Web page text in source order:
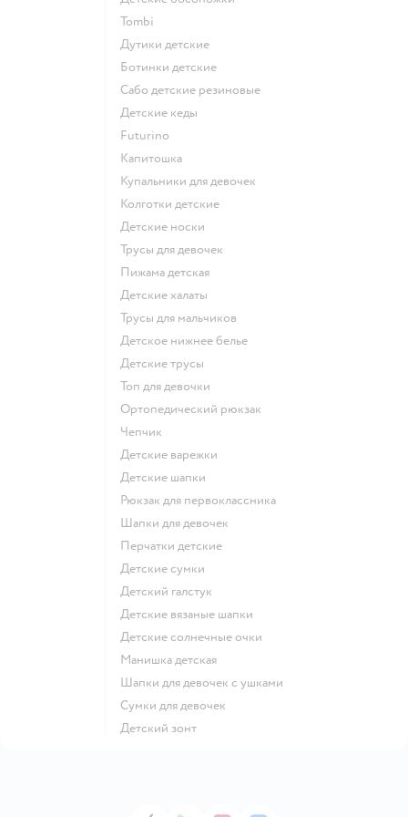
Tombi
Дутики детские
Ботинки детские
Сабо детские резиновые
Детские кеды
Futurino
Капитошка
Купальники для девочек
Колготки детские
Детские носки
Трусы для девочек
Пижама детская
Детские халаты
Трусы для мальчиков
Детское нижнее белье
Детские трусы
Топ для девочки
Ортопедический рюкзак
Чепчик
Детские варежки
Детские шапки
Рюкзак для первоклассника
Шапки для девочек
Перчатки детские
Детские сумки
Детский галстук
Детские вязаные шапки
Детские солнечные очки
Манишка детская
Шапки для девочек с ушками
Сумки для девочек
Детский зонт